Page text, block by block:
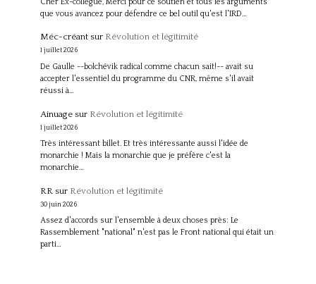
que vous avancez pour défendre ce bel outil qu'est l'IRD…
Méc-créantsur Révolution et légitimité
1 juillet 2026
De Gaulle --bolchévik radical comme chacun sait!-- avait su
accepter l'essentiel du programme du CNR, même s'il avait
réussi à…
Ainuagesur Révolution et légitimité
1 juillet 2026
Très intéressant billet. Et très intéressante aussi l'idée de
monarchie ! Mais la monarchie que je préfère c'est la
monarchie…
RR sur Révolution et légitimité
30 juin 2026
Assez d'accords sur l'ensemble à deux choses près: Le
Rassemblement "national" n'est pas le Front national qui était un
parti…